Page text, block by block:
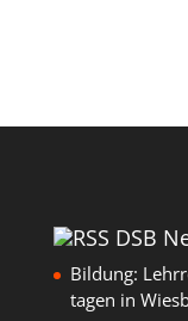
DSB
Bildung:
tagen in